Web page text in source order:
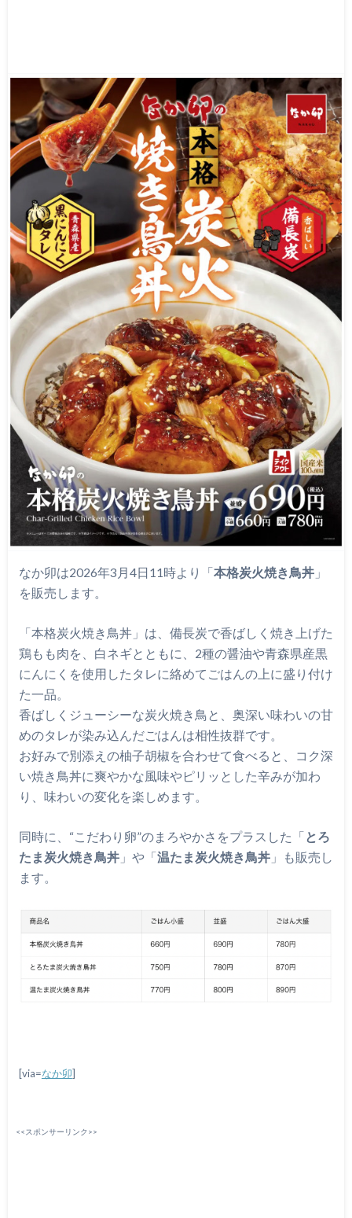
なか卯は2026年3月4日11時より「 本格炭火焼き鳥丼」
を販売します。
「本格炭火焼き鳥丼」は、備長炭で香ばしく焼き上げた
鶏もも肉を、白ネギとともに、2種の醤油や青森県産黒
にんにくを使用したタレに絡めてごはんの上に盛り付け
た一品。
香ばしくジューシーな炭火焼き鳥と、奥深い味わいの甘
めのタレが染み込んだごはんは相性抜群です。
お好みで別添えの柚子胡椒を合わせて食べると、コク深
い焼き鳥丼に爽やかな風味やピリッとした辛みが加わ
り、味わいの変化を楽しめます。
同時に、“こだわり卵”のまろやかさをプラスした「とろ
たま炭火焼き鳥丼」や「温たま炭火焼き鳥丼」も販売し
ます。
[via=なか卯]
<<スポンサーリンク>>